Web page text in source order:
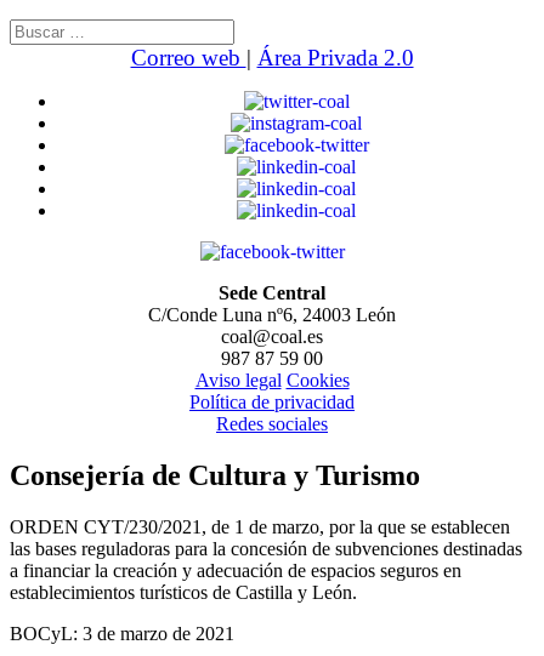
Buscar:
Correo web | Área Privada 2.0
Sede Central
C/Conde Luna nº6, 24003 León
coal@coal.es
987 87 59 00
Aviso legal Cookies
Política de privacidad
Redes sociales
Consejería de Cultura y Turismo
ORDEN CYT/230/2021, de 1 de marzo, por la que se establecen
las bases reguladoras para la concesión de subvenciones destinadas
a financiar la creación y adecuación de espacios seguros en
establecimientos turísticos de Castilla y León.
BOCyL: 3 de marzo de 2021